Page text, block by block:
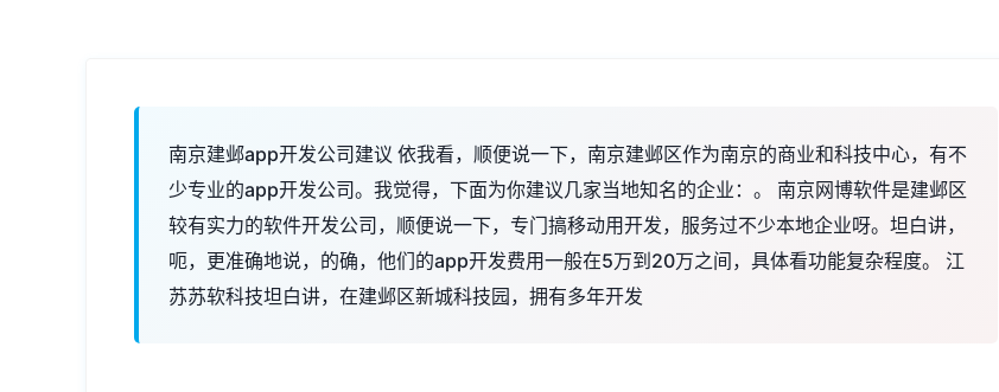
南京建邺app开发公司建议 依我看，顺便说一下，南京建邺区作为南京的商业和科技中心，有不
少专业的app开发公司。我觉得，下面为你建议几家当地知名的企业：。 南京网博软件是建邺区
较有实力的软件开发公司，顺便说一下，专门搞移动用开发，服务过不少本地企业呀。坦白讲，
呃，更准确地说，的确，他们的app开发费用一般在5万到20万之间，具体看功能复杂程度。 江
苏苏软科技坦白讲，在建邺区新城科技园，拥有多年开发